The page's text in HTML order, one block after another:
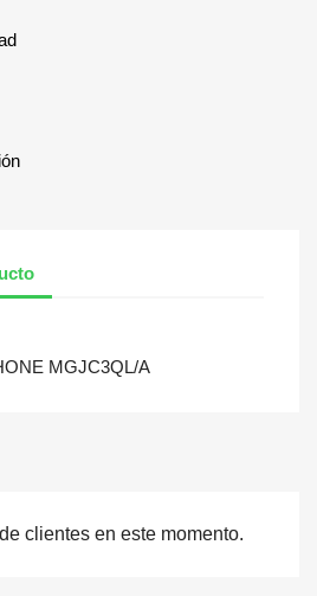
MGJC3QL/A
clientes en este momento.